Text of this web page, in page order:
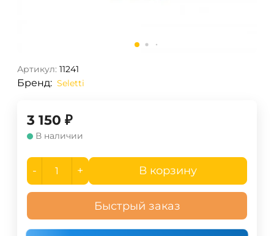
Артикул: 11241
Бренд: Seletti
3 150 ₽
В наличии
- + В корзину
Быстрый заказ